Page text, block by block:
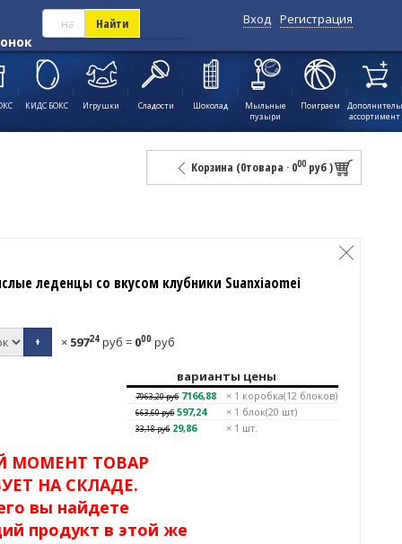
Найти Вход Регистрация
КИДС БОКС Игрушки Сладости Шоколад
Мыльные
пузыри
Поиграем
ассортимент
Корзина (0товара · 000руб)
леденцы со вкусом клубники Suanxiaomei
+ × 59724 руб = 000 руб
варианты цены
7963,20руб 7166,88 × 1 коробка(12 блоков)
663,60руб 597,24 × 1 блок(20 шт)
33,18руб 29,86 × 1 шт.
МОМЕНТ ТОВАР
НА СКЛАДЕ.
вы найдете
продукт в этой же